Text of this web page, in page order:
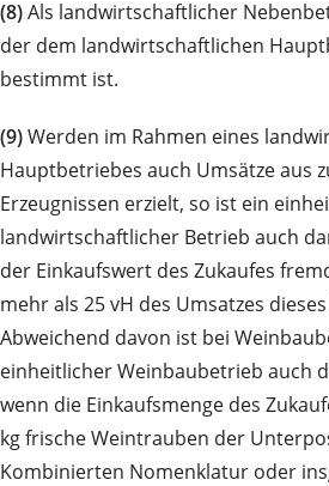
(8)Als landwirtschaftlicher
der dem landwirtschaftlichen
bestimmt ist.
(9)Werden im Rahmen eines
Hauptbetriebes auch Umsätze aus
Erzeugnissen erzielt, so ist ein
landwirtschaftlicher Betrieb auch
der Einkaufswert des Zukaufes
mehr als 25 vH des Umsatzes
Abweichend davon ist bei
einheitlicher Weinbaubetrieb auch
wenn die Einkaufsmenge des
kg frische Weintrauben der
Kombinierten Nomenklatur oder